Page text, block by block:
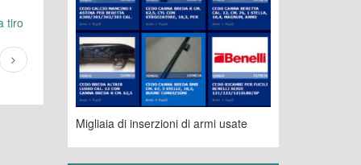
tiro
Migliaia di inserzioni di armi usate